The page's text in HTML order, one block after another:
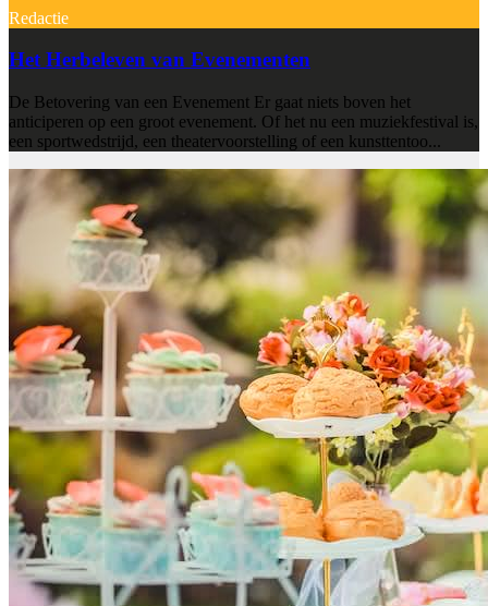
Redactie
Het Herbeleven van Evenementen
De Betovering van een Evenement Er gaat niets boven het
anticiperen op een groot evenement. Of het nu een muziekfestival is,
een sportwedstrijd, een theatervoorstelling of een kunsttentoo...